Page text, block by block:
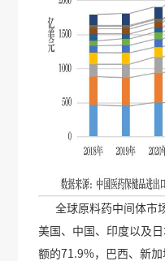
全球原料药中间体市场
美国、中国、印度以及
额的71.9%，巴西、新